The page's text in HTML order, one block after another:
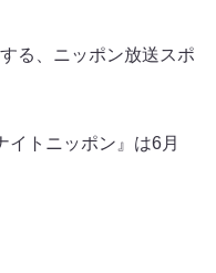
る、ニッポン放送スポ
トニッポン』は6月